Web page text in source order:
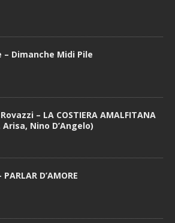
– Dimanche Midi Pile
– LA COSTIERA AMALFITANA
Nino D’Angelo)
D’AMORE